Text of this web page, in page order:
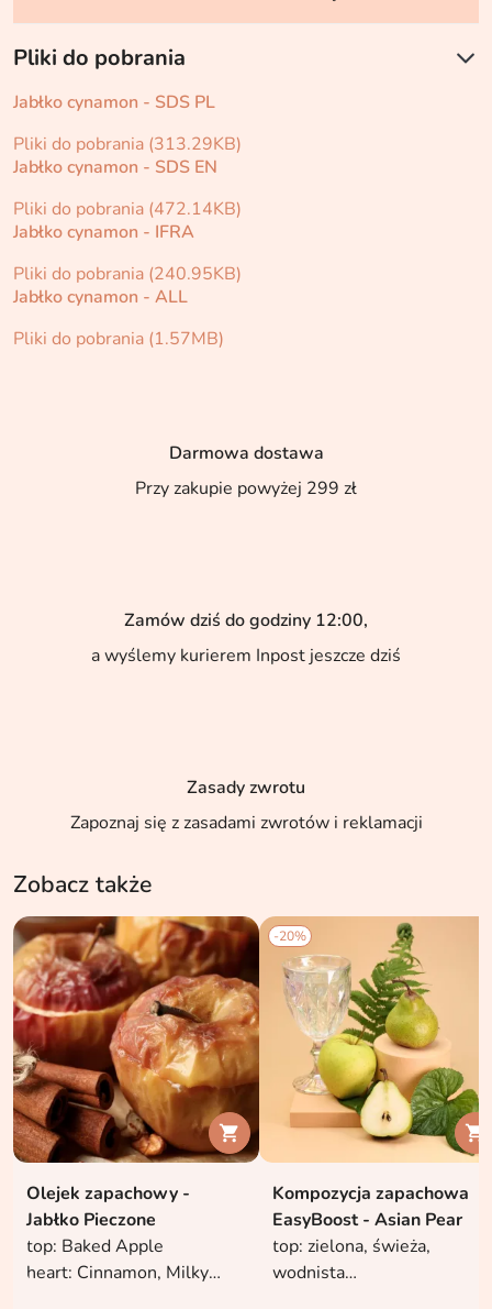
Pliki do pobrania
Jabłko cynamon - SDS PL
Pliki do pobrania (313.29KB)
Jabłko cynamon - SDS EN
Pliki do pobrania (472.14KB)
Jabłko cynamon - IFRA
Pliki do pobrania (240.95KB)
Jabłko cynamon - ALL
Pliki do pobrania (1.57MB)
Darmowa dostawa
Przy zakupie powyżej 299 zł
Zamów dziś do godziny 12:00,
a wyślemy kurierem Inpost jeszcze dziś
Zasady zwrotu
Zapoznaj się z zasadami zwrotów i reklamacji
Zobacz także

Olejek zapachowy -
Jabłko Pieczone
top: Baked Apple
heart: Cinnamon, Milky
-20%

Kompozycja zapachowa
EasyBoost - Asian Pear
top: zielona, ​​świeża,
wodnista